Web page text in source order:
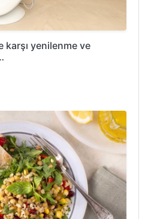
karşı yenilenme ve